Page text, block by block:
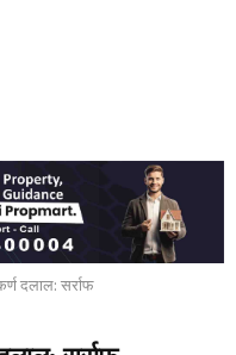
दलाल: सर्राफ